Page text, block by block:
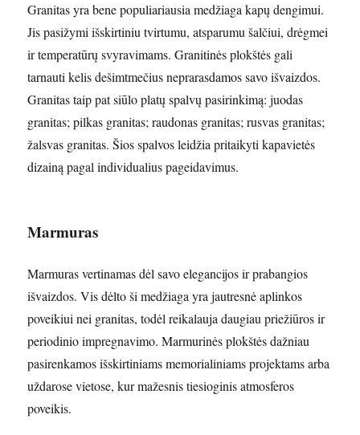
Granitas yra bene populiariausia medžiaga kapų dengimui.
Jis pasižymi išskirtiniu tvirtumu, atsparumu šalčiui, drėgmei
ir temperatūrų svyravimams. Granitinės plokštės gali
tarnauti kelis dešimtmečius neprarasdamos savo išvaizdos.
Granitas taip pat siūlo platų spalvų pasirinkimą: juodas
granitas; pilkas granitas; raudonas granitas; rusvas granitas;
žalsvas granitas. Šios spalvos leidžia pritaikyti kapavietės
dizainą pagal individualius pageidavimus.
Marmuras
Marmuras vertinamas dėl savo elegancijos ir prabangios
išvaizdos. Vis dėlto ši medžiaga yra jautresnė aplinkos
poveikiui nei granitas, todėl reikalauja daugiau priežiūros ir
periodinio impregnavimo. Marmurinės plokštės dažniau
pasirenkamos išskirtiniams memorialiniams projektams arba
uždarose vietose, kur mažesnis tiesioginis atmosferos
poveikis.